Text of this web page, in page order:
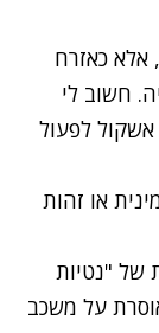
אלא כאזרח
חשוב לי
לפעול
או זהות
"נטיות
על משכב